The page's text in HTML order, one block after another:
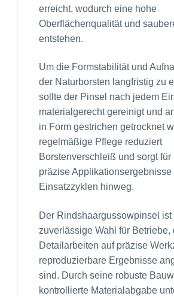
erreicht, wodurch eine hohe
Oberflächenqualität und
entstehen.
Um die Formstabilität und
der Naturborsten langfristig zu
sollte der Pinsel nach jedem
materialgerecht gereinigt und
in Form gestrichen getrocknet
regelmäßige Pflege reduziert
Borstenverschleiß und sorgt für
präzise
Einsatzzyklen hinweg.
Der Rindshaargussowpinsel ist
zuverlässige Wahl für Betriebe,
Detailarbeiten auf präzise
reproduzierbare Ergebnisse
sind. Durch seine robuste
kontrollierte Materialabgabe